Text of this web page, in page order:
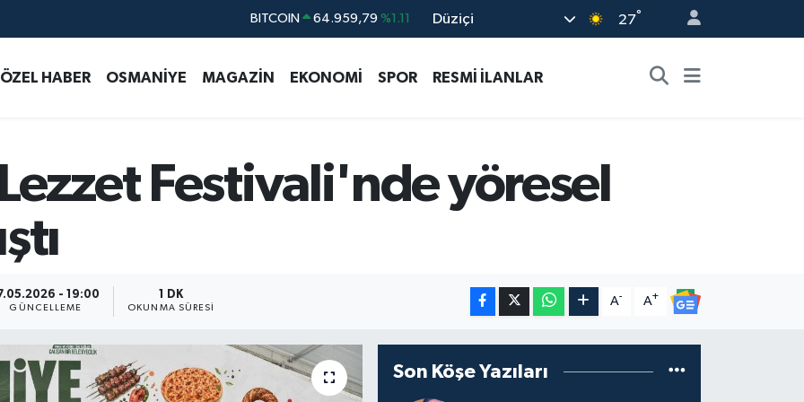
DOLAR 47,7436 %0.18
Düziçi 27°
ÖZEL HABER OSMANİYE MAGAZİN EKONOMİ SPOR RESMİ İLANLAR
Festivali'nde yöresel
- 19:00
GÜNCELLEME
1 DK
OKUNMA SÜRESI
A- A+
Son Köşe Yazıları